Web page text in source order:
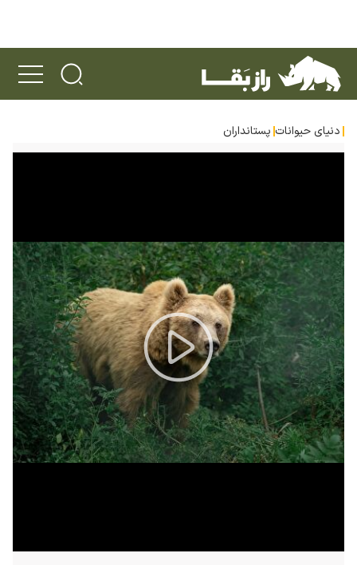
دنیای حیوانات پستانداران
Play
Video